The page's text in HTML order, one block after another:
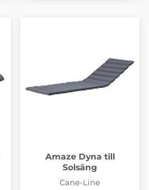
Amaze Dyna till
Solsäng
Cane-Line